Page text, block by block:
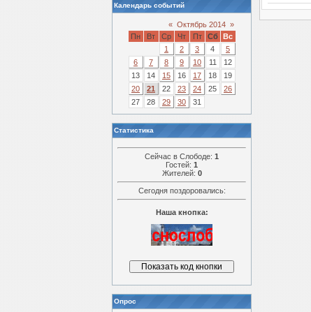
Календарь событий
« Октябрь 2014 »
Пн
Вт Ср Чт Пт Сб
Вс
1
2 3 4
5
6
7 8 9 10 11
12
13
14 15 16 17 18
19
20
21 22 23 24 25
26
27
28 29 30 31
Статистика
Сейчас в Слободе: 1
Гостей: 1
Жителей: 0
Сегодня поздоровались:
Наша кнопка:
Опрос